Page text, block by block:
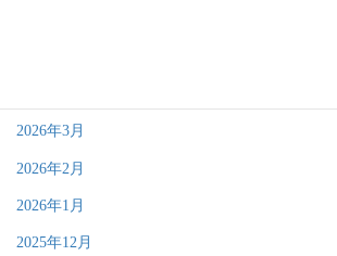
2026年3月
2026年2月
2026年1月
2025年12月